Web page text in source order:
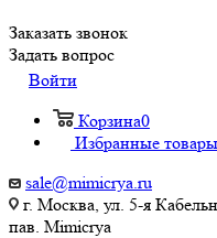
Заказать звонок
Задать вопрос
Войти
Корзина0
Избранные товары
sale@mimicrya.ru
г. Москва, ул. 5-я
пав. Mimicrya